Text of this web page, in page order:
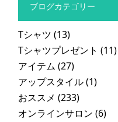
ブログカテゴリー
Tシャツ (13)
Tシャツプレゼント (11)
アイテム (27)
アップスタイル(1)
おススメ (233)
オンラインサロン (6)